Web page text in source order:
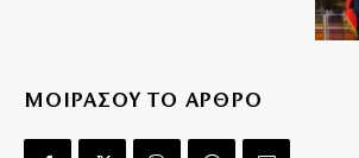
ΜΟΙΡΑΣΟΥ ΤΟ ΑΡΘΡΟ